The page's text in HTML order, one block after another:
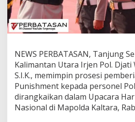
o
s
e
s
P
e
m
b
e
r
i
NEWS PERBATASAN, Tanjung
Kalimantan Utara Irjen Pol. Djati
S.I.K., memimpin prosesi
Punishment kepada personel
dirangkaikan dalam Upacara
Nasional di Mapolda Kaltara,